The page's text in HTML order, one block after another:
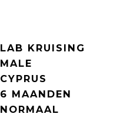
LAB KRUISING
MALE
CYPRUS
6 MAANDEN
NORMAAL